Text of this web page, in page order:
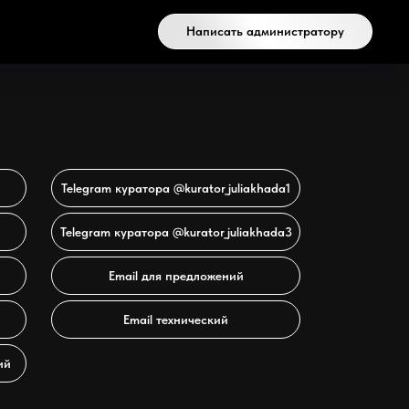
Написать администратору
Telegram куратора @kurator_juliakhada3
Telegram куратора @kurator_juliakhada1
Email для предложений
Email технический